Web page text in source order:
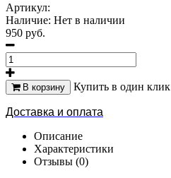
Артикул:
Наличие: Нет в наличии
950 руб.
В корзину Купить в один клик
Доставка и оплата
Описание
Характеристики
Отзывы (0)